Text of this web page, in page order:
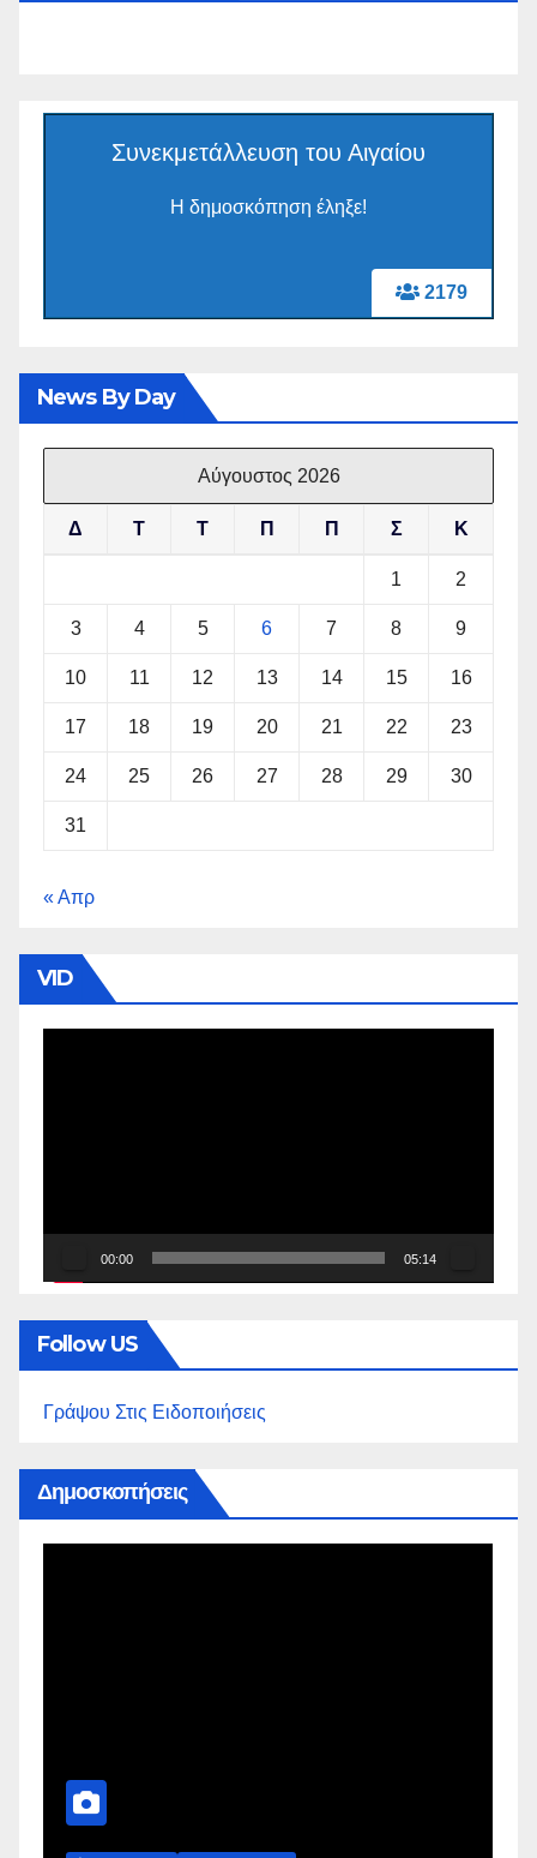
2179
Συνεκμετάλλευση του Αιγαίου
Η δημοσκόπηση έληξε!
News By Day
Αύγουστος 2026
Δ Τ Τ Π Π Σ Κ
1 2
3 4 5 6 7 8 9
10 11 12 13 14 15 16
17 18 19 20 21 22 23
24 25 26 27 28 29 30
31
« Απρ
VID
00:00 05:14
Follow US
Γράψου Στις Ειδοποιήσεις
Δημοσκοπήσεις